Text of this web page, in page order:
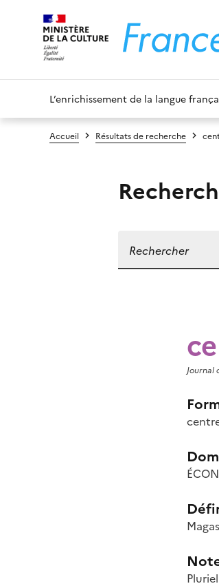
L’enrichissement de la langue
Accueil Résultats de recherche
Journal